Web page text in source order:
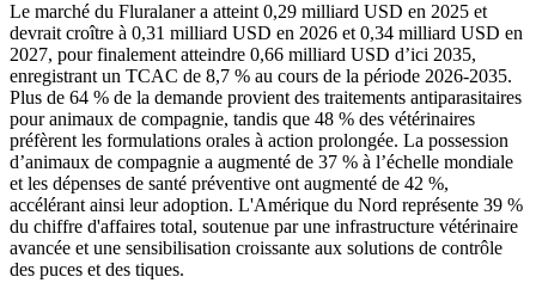
Le marché du Fluralaner a atteint 0,29 milliard USD en 2025 et
devrait croître à 0,31 milliard USD en 2026 et 0,34 milliard USD en
2027, pour finalement atteindre 0,66 milliard USD d’ici 2035,
enregistrant un TCAC de 8,7 % au cours de la période 2026-2035.
Plus de 64 % de la demande provient des traitements antiparasitaires
pour animaux de compagnie, tandis que 48 % des vétérinaires
préfèrent les formulations orales à action prolongée. La possession
d’animaux de compagnie a augmenté de 37 % à l’échelle mondiale
et les dépenses de santé préventive ont augmenté de 42 %,
accélérant ainsi leur adoption. L'Amérique du Nord représente 39 %
du chiffre d'affaires total, soutenue par une infrastructure vétérinaire
avancée et une sensibilisation croissante aux solutions de contrôle
des puces et des tiques.